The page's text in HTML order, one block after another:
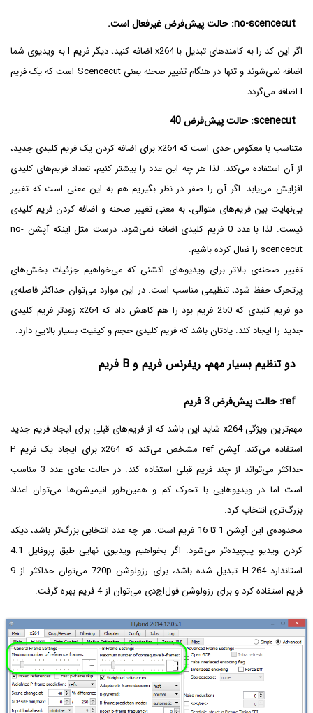
no-scencecut: حالت پیش‌فرض غیرفعال است.
اگر این کد را به کامندهای تبدیل با x264 اضافه کنید، دیگر فریم I به ویدیوی شما
اضافه نمی‌شوند و تنها در هنگام تغییر صحنه یعنی Scencecut است که یک فریم
I اضافه می‌گردد.
scenecut: حالت پیش‌فرض 40
متناسب با معکوس حدی است که x264 برای اضافه کردن یک فریم کلیدی جدید،
از آن استفاده می‌کند. لذا هر چه این عدد را بیشتر کنیم، تعداد فریم‌های کلیدی
افزایش می‌یابد. اگر آن را صفر در نظر بگیریم هم به این معنی است که تغییر
بی‌نهایت بین فریم‌های متوالی، به معنی تغییر صحنه و اضافه کردن فریم کلیدی
نیست. لذا با عدد 0 فریم کلیدی اضافه نمی‌شود، درست مثل اینکه آپشن no-
scencecut را فعال کرده باشیم.
تغییر صحنه‌ی بالاتر برای ویدیوهای اکشنی که می‌خواهیم جزئیات بخش‌های
پرتحرک حفظ شود، تنظیمی مناسب است. در این موارد می‌توان حداکثر فاصله‌ی
دو فریم کلیدی که 250 فریم بود را هم کاهش داد که x264 زودتر فریم کلیدی
جدید را ایجاد کند. یادتان باشد که فریم کلیدی حجم و کیفیت بسیار بالایی دارد.
دو تنظیم بسیار مهم، ریفرنس فریم و B فریم
ref: حالت پیش‌فرض 3 فریم
مهم‌ترین ویژگی x264 شاید این باشد که از فریم‌های قبلی برای ایجاد فریم جدید
استفاده می‌کند. آپشن ref مشخص می‌کند که x264 برای ایجاد یک فریم P
حداکثر می‌تواند از چند فریم قبلی استفاده کند. در حالت عادی عدد 3 مناسب
است اما در ویدیوهایی با تحرک کم و همین‌طور انیمیشن‌ها می‌توان اعداد
بزرگ‌تری انتخاب کرد.
محدوده‌ی این آپشن 1 تا 16 فریم است. هر چه عدد انتخابی بزرگ‌تر باشد، دیکد
کردن ویدیو پیچیده‌تر می‌شود. اگر بخواهیم ویدیوی نهایی طبق پروفایل 4.1
استاندارد H.264 تبدیل شده باشد، برای رزولوشن 720p می‌توان حداکثر از 9
فریم استفاده کرد و برای رزولوشن فول‌اچ‌دی می‌توان از 4 فریم بهره گرفت.